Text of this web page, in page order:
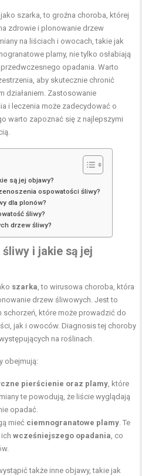
szarka, to groźna choroba, której
zdrowie i plonowanie drzew
na liściach i owocach, takie jak
plamy, nie tylko osłabiają
opadania. Warto
aby skutecznie chronić
działaniem. Zastosowanie
i leczenia może zadecydować o
warto zapoznać się z najlepszymi
są jej objawy?
ospowatości śliwy?
dla plonów?
śliwy?
drzew śliwy?
i jakie są jej
szarka, to wirusowa choroba, która
drzew śliwowych. Jest to
schorzeń, które może prowadzić do
jak i owoców. Diagnosis tej choroby
na roślinach.
obejmują:
pierścienie oraz plamy, które
te powodują, że liście wyglądają
opadać.
mieć ciemnogranatowe plamy. Te
ichwcześniejszego opadania, co
także inne objawy, takie jak